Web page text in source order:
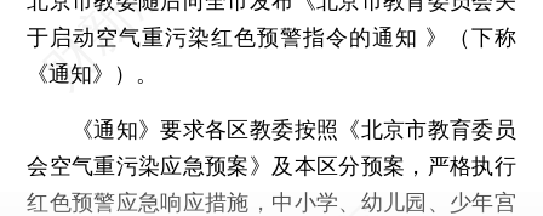
于启动空气重污染红色预警指令的通知 》（下称
《通知》）。
《通知》要求各区教委按照《北京市教育委员
会空气重污染应急预案》及本区分预案，严格执行
红色预警应急响应措施，中小学、幼儿园、少年宫